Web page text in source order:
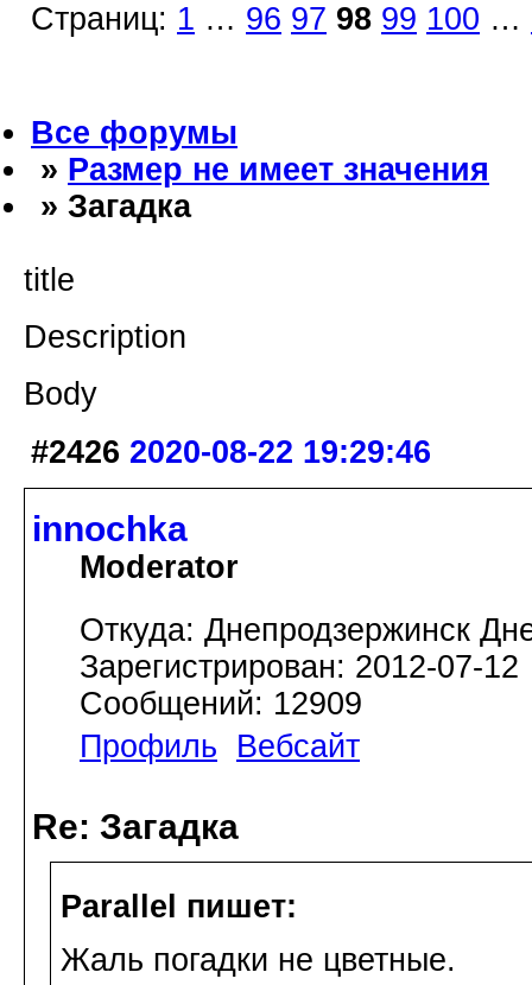
Страниц: 1 … 96 97 98 99 100 …
Все форумы
» Размер не имеет значения
» Загадка
title
Description
Body
#2426 2020-08-22 19:29:46
innochka
Moderator
Откуда: Днепродзержинск
Зарегистрирован: 2012-07-12
Сообщений: 12909
Профиль
Вебсайт
Re: Загадка
Parallel пишет:
Жаль погадки не цветные.